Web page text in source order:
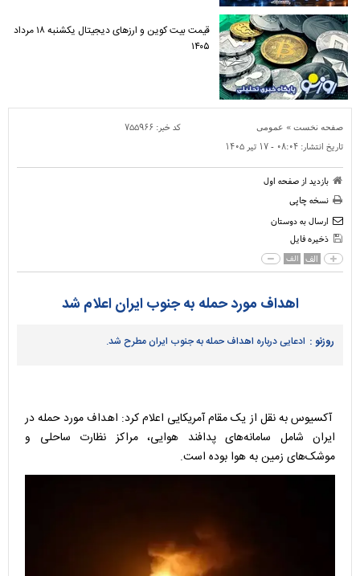
قیمت بیت کوین و ارز‌های دیجیتال یکشنبه ۱۸ مرداد
۱۴۰۵
صفحه نخست » عمومی کد خبر: ۷۵۵۹۶۶
تاریخ انتشار: ۰۸:۰۴ - ۱۷ تير ۱۴۰۵
بازدید از صفحه اول
نسخه چاپی
ارسال به دوستان
ذخیره فایل
الف الف
اهداف مورد حمله به جنوب ایران اعلام شد
روزنو : ادعایی درباره اهداف حمله به جنوب ایران مطرح شد.
آکسیوس به نقل از یک مقام آمریکایی اعلام کرد: اهداف مورد حمله در
ایران شامل سامانه‌های پدافند هوایی، مراکز نظارت ساحلی و
موشک‌های زمین به هوا بوده است.